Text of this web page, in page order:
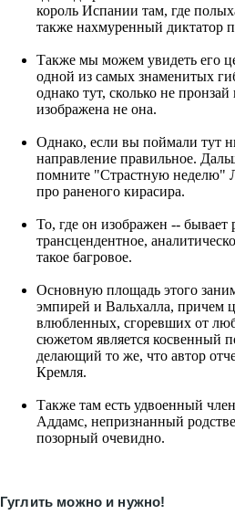
король Испании там, где
также нахмуренный диктатор
Также мы можем увидеть его
одной из самых знаменитых
однако тут, сколько не
изображена не она.
Однако, если вы поймали тут
направление правильное.
помните "Страстную неделю"
про раненого кирасира.
То, где он изображен --
трансцендентное,
такое багровое.
Основную площадь этого
эмпирей и Вальхалла, причем
влюбленных, сгоревших от
сюжетом является косвенный
делающий то же, что автор
Кремля.
Также там есть удвоенный
Аддамс, непризнанный
позорный очевидно.
Гуглить можно и нужно!